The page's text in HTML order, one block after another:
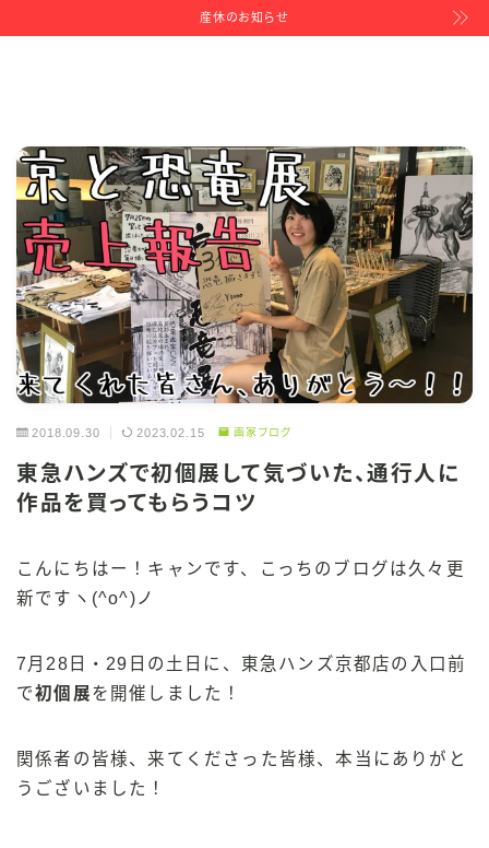
産休のお知らせ
2018.09.30 2023.02.15 画家ブログ
東急ハンズで初個展して気づいた、通行人に
作品を買ってもらうコツ
こんにちはー！キャンです、こっちのブログは久々更
新ですヽ(^o^)ノ
7月28日・29日の土日に、東急ハンズ京都店の入口前
で初個展を開催しました！
関係者の皆様、来てくださった皆様、本当にありがと
うございました！